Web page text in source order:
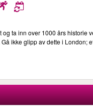
ta inn over 1000 års historie
ikke glipp av dette i London;